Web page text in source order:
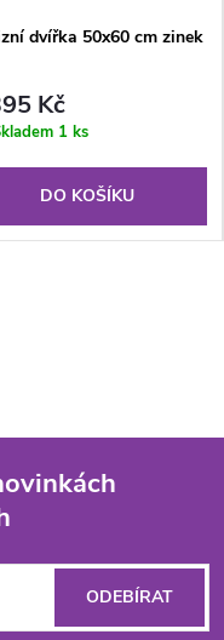
dvířka 50x60 cm zinek
Kč
1 ks
DO KOŠÍKU
ODEBÍRAT